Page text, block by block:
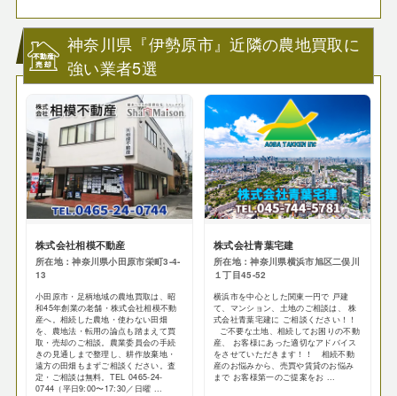
神奈川県『伊勢原市』近隣の農地買取に
強い業者5選
株式会社相模不動産
所在地：神奈川県小田原市栄町3-4-
13
小田原市・足柄地域の農地買取は、昭
和45年創業の老舗・株式会社相模不動
産へ。相続した農地・使わない田畑
を、農地法・転用の論点も踏まえて買
取・売却のご相談。農業委員会の手続
きの見通しまで整理し、耕作放棄地・
遠方の田畑もまずご相談ください。査
定・ご相談は無料。TEL 0465-24-
0744（平日9:00〜17:30／日曜 ...
株式会社青葉宅建
所在地：神奈川県横浜市旭区二俣川
１丁目45-52
横浜市を中心とした関東一円で 戸建
て、マンション、土地のご相談は、 株
式会社青葉宅建に ご相談ください！！
ご不要な土地、相続してお困りの不動
産、 お客様にあった適切なアドバイス
をさせていただきます！！ 相続不動
産のお悩みから、売買や賃貸のお悩み
まで お客様第一のご提案をお ...